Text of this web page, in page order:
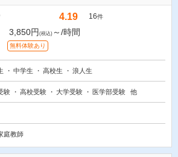
4.19 16件
3,850円 (税込) ～/時間
無料体験あり
中学生 高校生 浪人生
験 高校受験 大学受験 医学部受験 他
庭教師